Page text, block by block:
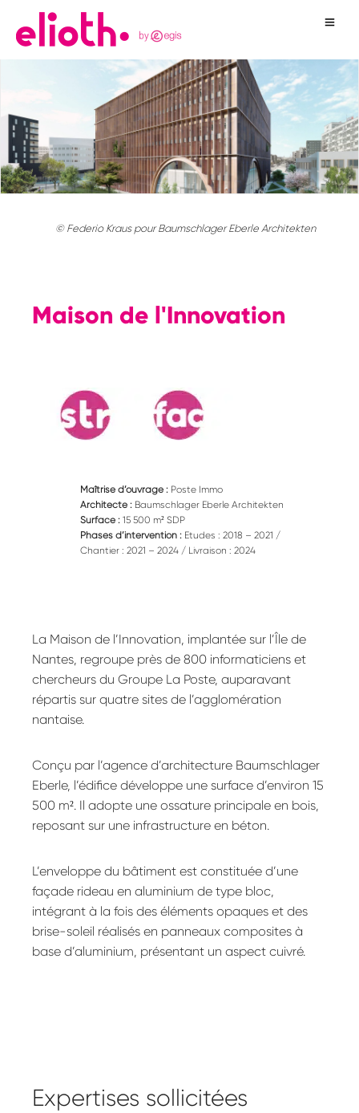
© Federio Kraus pour Baumschlager Eberle Architekten
Maison de l'Innovation
Maîtrise d’ouvrage : Poste Immo
Architecte : Baumschlager Eberle Architekten
Surface : 15 500 m² SDP
Phases d’intervention : Etudes : 2018 – 2021 /
Chantier : 2021 – 2024 / Livraison : 2024
La Maison de l’Innovation, implantée sur l’Île de
Nantes, regroupe près de 800 informaticiens et
chercheurs du Groupe La Poste, auparavant
répartis sur quatre sites de l’agglomération
nantaise.
Conçu par l’agence d’architecture Baumschlager
Eberle, l’édifice développe une surface d’environ 15
500 m². Il adopte une ossature principale en bois,
reposant sur une infrastructure en béton.
L’enveloppe du bâtiment est constituée d’une
façade rideau en aluminium de type bloc,
intégrant à la fois des éléments opaques et des
brise-soleil réalisés en panneaux composites à
base d’aluminium, présentant un aspect cuivré.
Expertises sollicitées